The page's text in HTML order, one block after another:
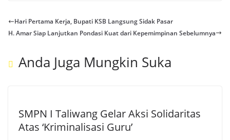
Hari Pertama Kerja, Bupati KSB Langsung Sidak Pasar
H. Amar Siap Lanjutkan Pondasi Kuat dari Kepemimpinan Sebelumnya
Anda Juga Mungkin Suka
SMPN I Taliwang Gelar Aksi Solidaritas
Atas ‘Kriminalisasi Guru’